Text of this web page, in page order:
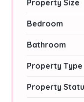
Property Size
Bedroom
Bathroom
Property Type
Property